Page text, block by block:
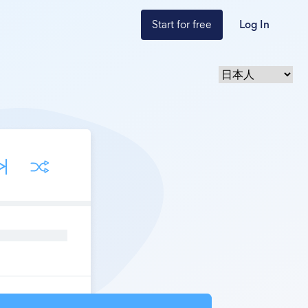
Start for free Log In